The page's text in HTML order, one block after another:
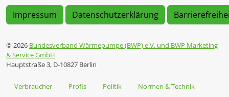
Impressum Datenschutzerklärung
© 2026 Bundesverband Wärmepumpe (BWP) e.V. und BWP Marketing
& Service GmbH
Hauptstraße 3, D-10827 Berlin
Verbraucher Profis Politik Normen & Technik